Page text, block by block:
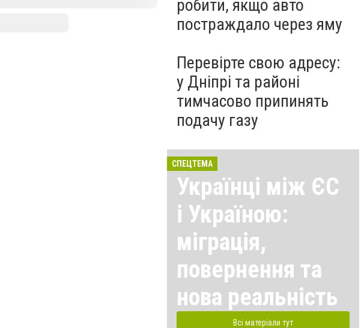
робити, якщо авто
постраждало через яму
Перевірте свою адресу:
у Дніпрі та районі
тимчасово припинять
подачу газу
СПЕЦТЕМА
Українці між ЄС
і Україною:
міграція,
повернення та
нова реальність
Всі матеріали тут